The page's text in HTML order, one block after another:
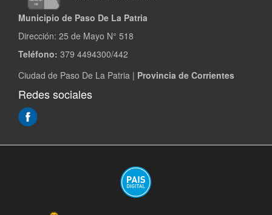
Municipio de Paso De La Patria
Dirección: 25 de Mayo N° 518
Teléfono: 379 4494300/442
Ciudad de Paso De La Patria | Provincia de Corrientes
Redes sociales